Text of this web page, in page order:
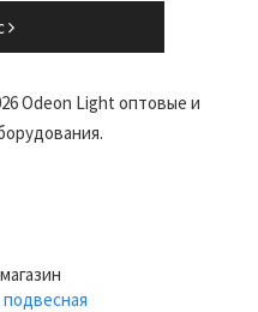
Odeon Light оптовые и